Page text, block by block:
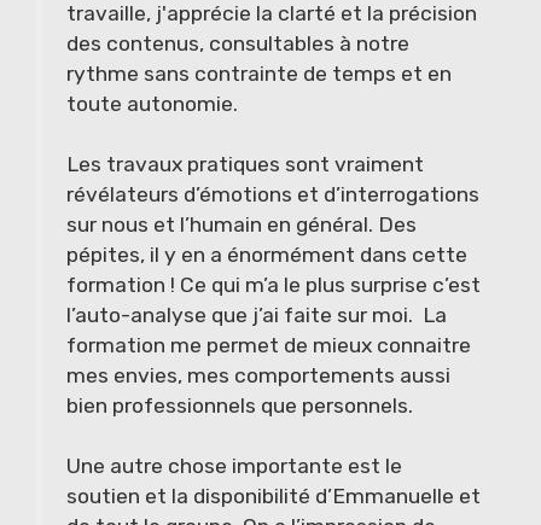
travaille, j'apprécie la clarté et la précision
des contenus, consultables à notre
rythme sans contrainte de temps et en
toute autonomie.
Les travaux pratiques sont vraiment
révélateurs d’émotions et d’interrogations
sur nous et l’humain en général. Des
pépites, il y en a énormément dans cette
formation ! Ce qui m’a le plus surprise c’est
l’auto-analyse que j’ai faite sur moi. La
formation me permet de mieux connaitre
mes envies, mes comportements aussi
bien professionnels que personnels.
Une autre chose importante est le
soutien et la disponibilité d’Emmanuelle et